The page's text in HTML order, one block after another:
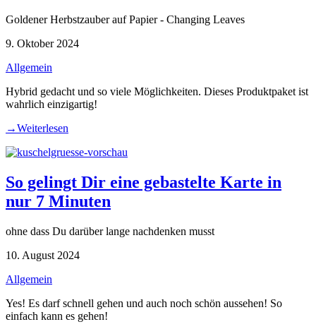
Goldener Herbstzauber auf Papier - Changing Leaves
9. Oktober 2024
Allgemein
Hybrid gedacht und so viele Möglichkeiten. Dieses Produktpaket ist
wahrlich einzigartig!
→Weiterlesen
So gelingt Dir eine gebastelte Karte in
nur 7 Minuten
ohne dass Du darüber lange nachdenken musst
10. August 2024
Allgemein
Yes! Es darf schnell gehen und auch noch schön aussehen! So
einfach kann es gehen!